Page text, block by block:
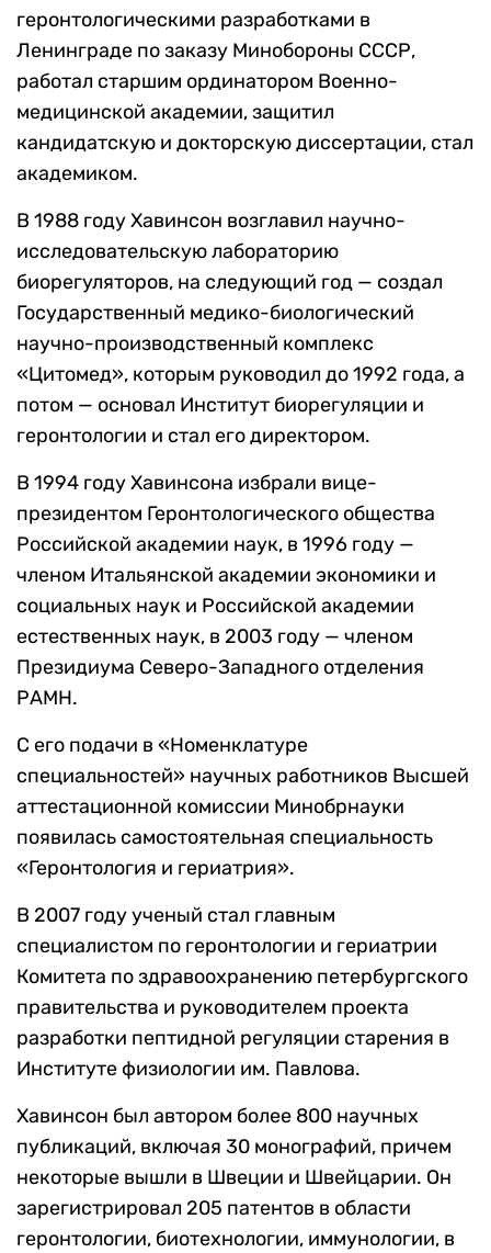
геронтологическими разработками в
Ленинграде по заказу Минобороны СССР,
работал старшим ординатором Военно-
медицинской академии, защитил
кандидатскую и докторскую диссертации, стал
академиком.
В 1988 году Хавинсон возглавил научно-
исследовательскую лабораторию
биорегуляторов, на следующий год — создал
Государственный медико-биологический
научно-производственный комплекс
«Цитомед», которым руководил до 1992 года, а
потом — основал Институт биорегуляции и
геронтологии и стал его директором.
В 1994 году Хавинсона избрали вице-
президентом Геронтологического общества
Российской академии наук, в 1996 году —
членом Итальянской академии экономики и
социальных наук и Российской академии
естественных наук, в 2003 году — членом
Президиума Северо-Западного отделения
РАМН.
С его подачи в «Номенклатуре
специальностей» научных работников Высшей
аттестационной комиссии Минобрнауки
появилась самостоятельная специальность
«Геронтология и гериатрия».
В 2007 году ученый стал главным
специалистом по геронтологии и гериатрии
Комитета по здравоохранению петербургского
правительства и руководителем проекта
разработки пептидной регуляции старения в
Институте физиологии им. Павлова.
Хавинсон был автором более 800 научных
публикаций, включая 30 монографий, причем
некоторые вышли в Швеции и Швейцарии. Он
зарегистрировал 205 патентов в области
геронтологии, биотехнологии, иммунологии, в